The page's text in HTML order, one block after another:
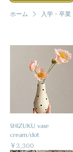
ホーム 入学・卒業
SHIZUKU vase
cream/dot
価格
￥3,300